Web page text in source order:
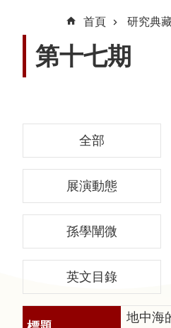
及
全
政
權
明
首頁 研究典
第十七期
全部
展演動態
孫學闡微
英文目錄
地中海